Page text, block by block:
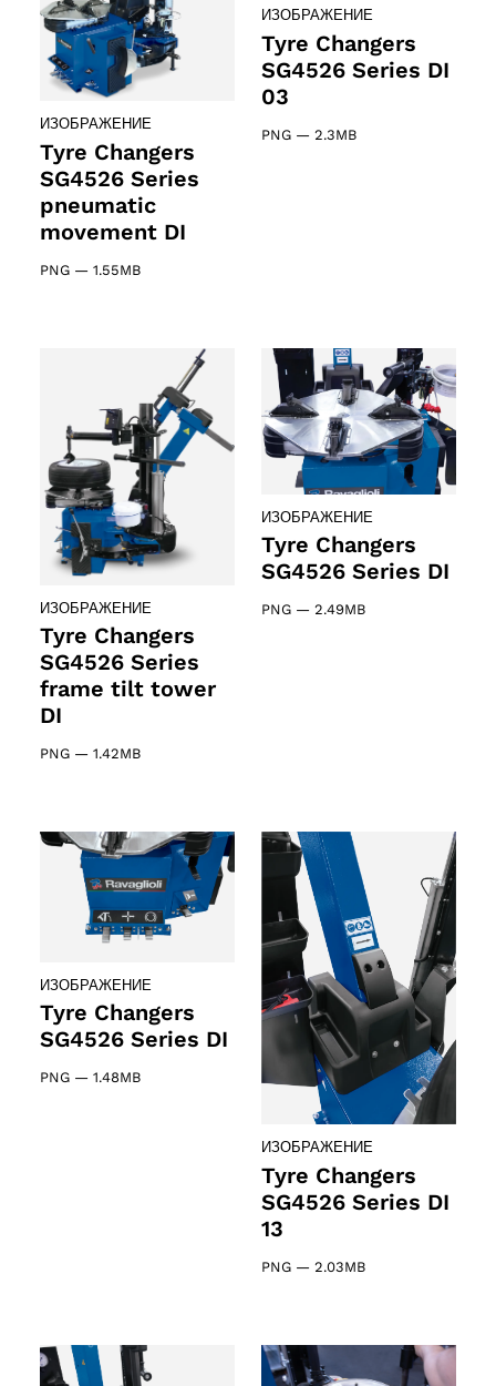
ИЗОБРАЖЕНИЕ
Tyre Changers
SG4526 Series
pneumatic
movement DI
PNG — 1.55MB
ИЗОБРАЖЕНИЕ
Tyre Changers
SG4526 Series DI
03
PNG — 2.3MB
ИЗОБРАЖЕНИЕ
Tyre Changers
SG4526 Series
frame tilt tower
DI
PNG — 1.42MB
ИЗОБРАЖЕНИЕ
Tyre Changers
SG4526 Series DI
PNG — 2.49MB
ИЗОБРАЖЕНИЕ
Tyre Changers
SG4526 Series DI
PNG — 1.48MB
ИЗОБРАЖЕНИЕ
Tyre Changers
SG4526 Series DI
13
PNG — 2.03MB